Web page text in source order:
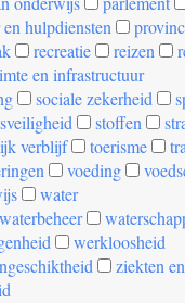
hulpdiensten
recreatie reizen
en infrastructuur
sociale zekerheid
stoffen
verblijf toerisme
voeding
water
werkloosheid
ziekten